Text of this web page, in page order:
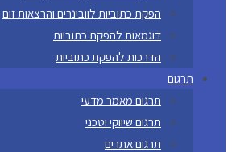
הפקת כתוביות לוובינרים והרצאות זום
דוגמאות להפקת כתוביות
הדרכות להפקת כתוביות
תרגום
תרגום מאמר מדעי
תרגום שיווקי וטכני
תרגום אתרים